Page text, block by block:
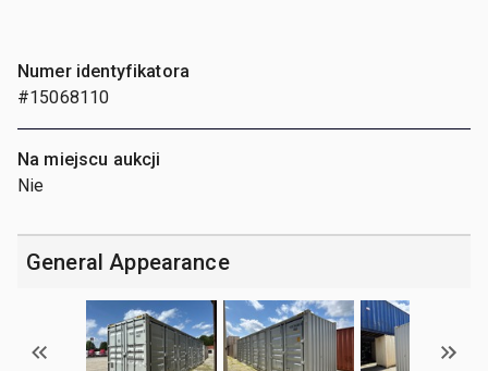
Numer identyfikatora
#15068110
Na miejscu aukcji
Nie
General Appearance